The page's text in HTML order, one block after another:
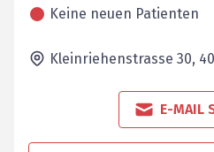
Keine neuen Patienten
Kleinriehenstrasse 30,
E-MAIL